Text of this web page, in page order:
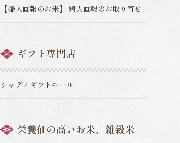
【婦人画報のお米】 婦人画報のお取り寄せ
ギフト専門店
シャディギフトモール
栄養価の高いお米、雑穀米